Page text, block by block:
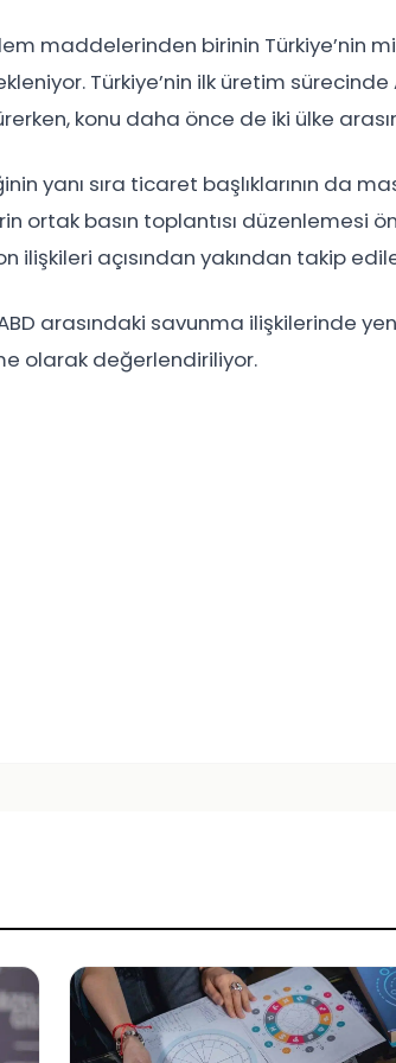
maddelerinden birinin Türkiye’nin
Türkiye’nin ilk üretim sürecinde
konu daha önce de iki ülke
yanı sıra ticaret başlıklarının da
ortak basın toplantısı düzenlemesi
açısından yakından takip
arasındaki savunma ilişkilerinde
olarak değerlendiriliyor.